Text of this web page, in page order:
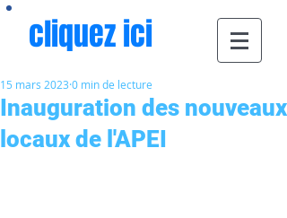
cliquez ici
Inauguration des nouveaux
locaux de l'APEI
15 mars 2023 0 min de lecture